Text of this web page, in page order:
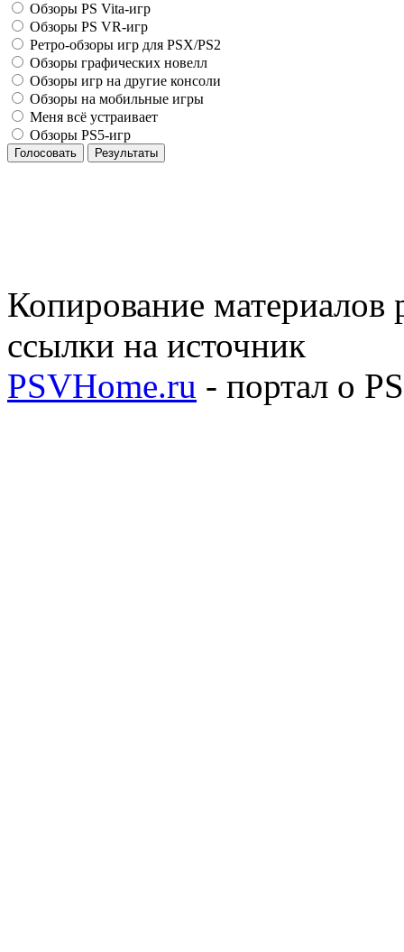
Обзоры PS Vita-игр
Обзоры PS VR-игр
Ретро-обзоры игр для PSX/PS2
Обзоры графических новелл
Обзоры игр на другие консоли
Обзоры на мобильные игры
Меня всё устраивает
Обзоры PS5-игр
Голосовать Результаты
Копирование материалов
ссылки на источник
PSVHome.ru - портал о